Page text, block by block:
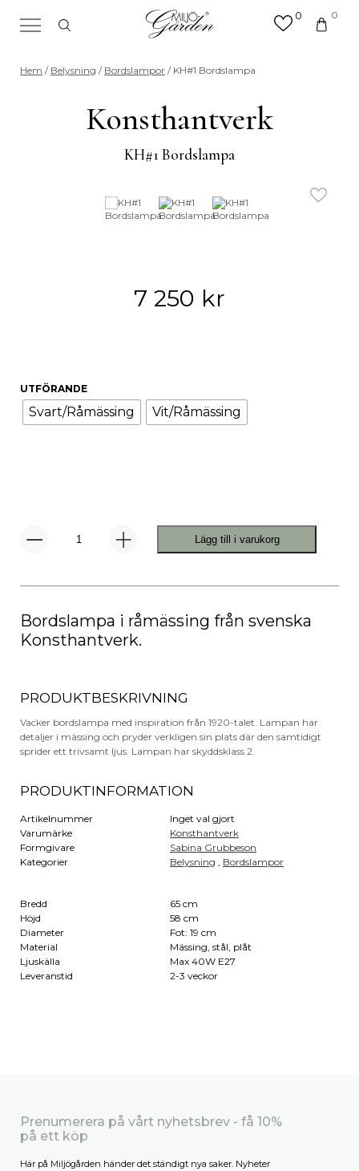
0 0
Sök efter valfri produkt eller
kategori
Hem / Belysning / Bordslampor / KH#1 Bordslampa
Konsthantverk
KH#1 Bordslampa
7 250 kr
UTFÖRANDE
Svart/Råmässing Vit/Råmässing
KH#1
Lägg till i varukorg
Bordslampa i råmässing från svenska
Konsthantverk.
PRODUKTBESKRIVNING
Vacker bordslampa med inspiration från 1920-talet. Lampan har
detaljer i mässing och pryder verkligen sin plats där den samtidigt
sprider ett trivsamt ljus. Lampan har skyddsklass 2.
PRODUKTINFORMATION
Artikelnummer
Inget val gjort
Varumärke
Konsthantverk
Formgivare
Sabina Grubbeson
Kategorier
Belysning Bordslampor
Bredd
65 cm
Höjd
58 cm
Diameter
Fot: 19 cm
Material
Mässing, stål, plåt
Ljuskälla
Max 40W E27
Leveranstid
2-3 veckor
Prenumerera på vårt nyhetsbrev - få 10%
på ett köp
Här på Miljögården händer det ständigt nya saker. Nyheter